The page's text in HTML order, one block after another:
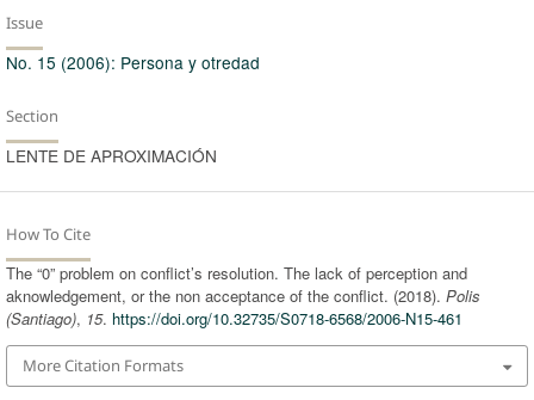
Issue
No. 15 (2006): Persona y otredad
Section
LENTE DE APROXIMACIÓN
How To Cite
The “0” problem on conflict’s resolution. The lack of perception and
aknowledgement, or the non acceptance of the conflict. (2018). Polis
(Santiago), 15. https://doi.org/10.32735/S0718-6568/2006-N15-461
More Citation Formats